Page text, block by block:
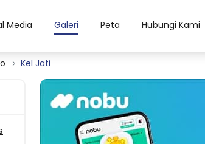
Media Galeri Peta Hubungi Kami
Kel Jati